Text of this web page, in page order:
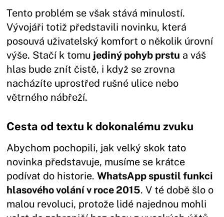
Tento problém se však stává minulostí.
Vývojáři totiž představili novinku, která
posouvá uživatelský komfort o několik úrovní
výše. Stačí k tomu jediný pohyb prstu a váš
hlas bude znít čistě, i když se zrovna
nacházíte uprostřed rušné ulice nebo
větrného nábřeží.
Cesta od textu k dokonalému zvuku
Abychom pochopili, jak velký skok tato
novinka představuje, musíme se krátce
podívat do historie.WhatsApp spustil funkci
hlasového volání v roce 2015. V té době šlo o
malou revoluci, protože lidé najednou mohli